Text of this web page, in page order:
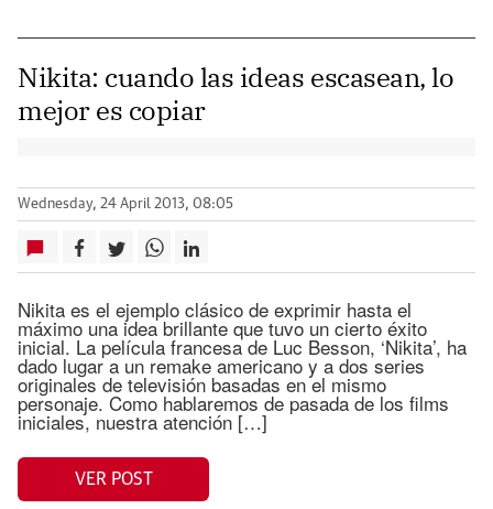
Nikita: cuando las ideas escasean, lo
mejor es copiar
Wednesday, 24 April 2013, 08:05
Nikita es el ejemplo clásico de exprimir hasta el
máximo una idea brillante que tuvo un cierto éxito
inicial. La película francesa de Luc Besson, ‘Nikita’, ha
dado lugar a un remake americano y a dos series
originales de televisión basadas en el mismo
personaje. Como hablaremos de pasada de los films
iniciales, nuestra atención […]
VER POST